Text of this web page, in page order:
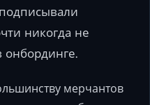
никогда не
онбординге.
мерчантов